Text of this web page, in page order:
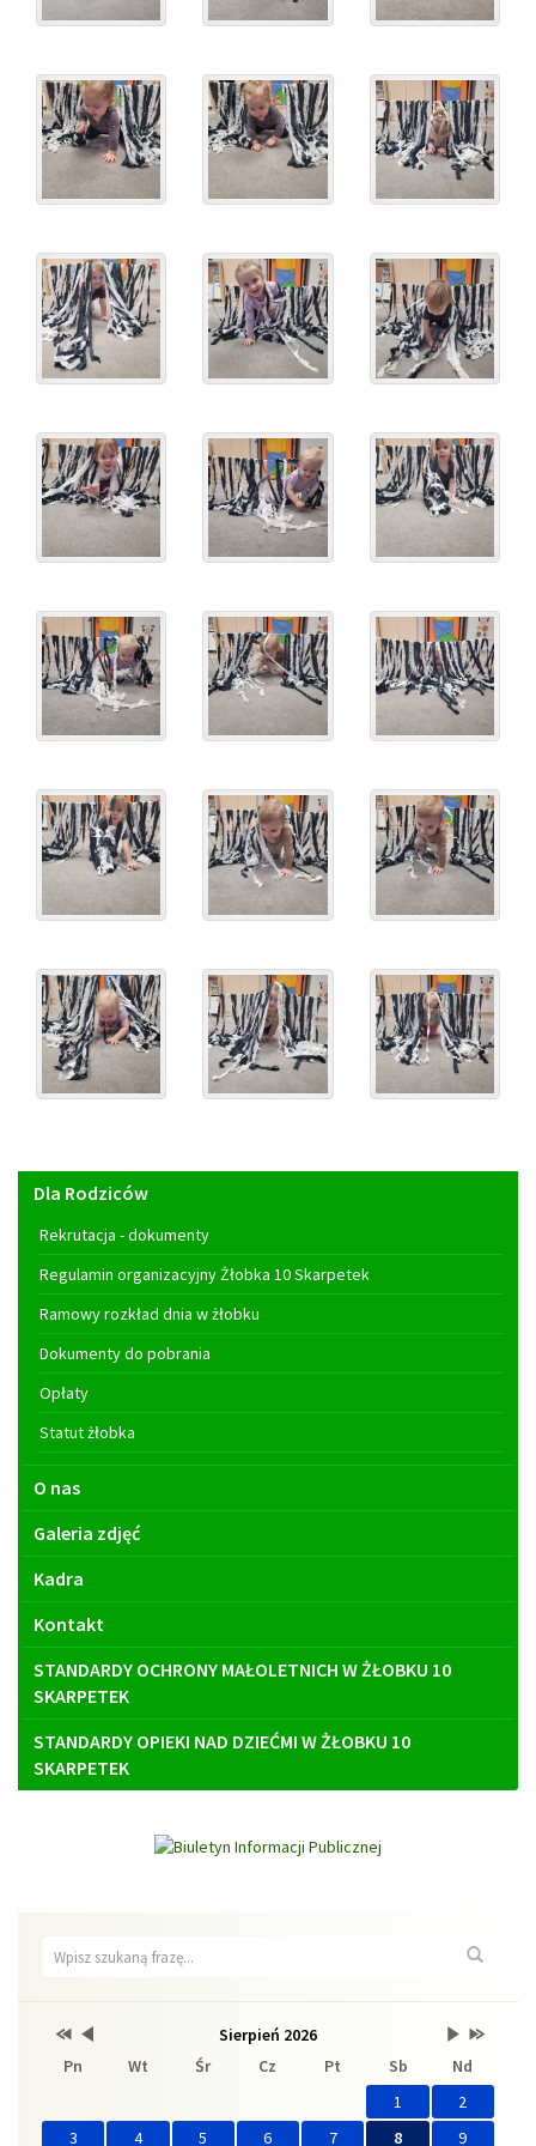
Menu
główne
Dla Rodziców
Rekrutacja - dokumenty
Regulamin organizacyjny Żłobka 10 Skarpetek
Ramowy rozkład dnia w żłobku
Dokumenty do pobrania
Opłaty
Statut żłobka
O nas
Galeria zdjęć
Kadra
Kontakt
STANDARDY OCHRONY MAŁOLETNICH W ŻŁOBKU 10
SKARPETEK
STANDARDY OPIEKI NAD DZIEĆMI W ŻŁOBKU 10
SKARPETEK
Wyszukiwarka
Kalendarz Lista
wydarzeń
Sierpień 2026Brak
w
Przestaw
na
Przestaw
na
Przestaw
na
Wrzesień
2026
Przestaw
na
Sierpień
2027
Pn Wt Śr Cz Pt Sb
Nd
1
2
3
4 5 6 7 8
9